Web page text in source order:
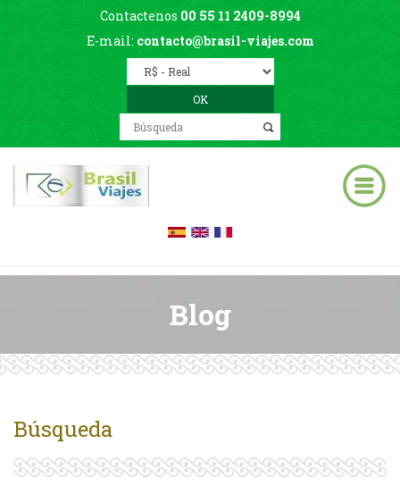
Contactenos 00 55 11 2409-8994
E-mail: contacto@brasil-viajes.com
Blog
Búsqueda